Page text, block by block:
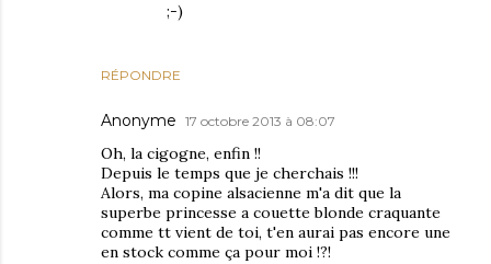
RÉPONDRE
;-)
Anonyme 17 octobre 2013 à 08:07
Oh, la cigogne, enfin !!
Depuis le temps que je cherchais !!!
Alors, ma copine alsacienne m'a dit que la
superbe princesse a couette blonde craquante
comme tt vient de toi, t'en aurai pas encore une
en stock comme ça pour moi !?!